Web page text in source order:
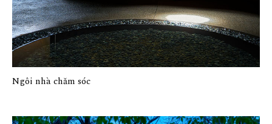
Ngôi nhà chăm sóc